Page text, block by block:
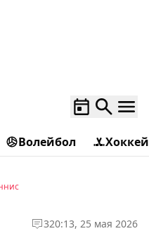
Волейбол Хоккей
320:13, 25 мая 2026